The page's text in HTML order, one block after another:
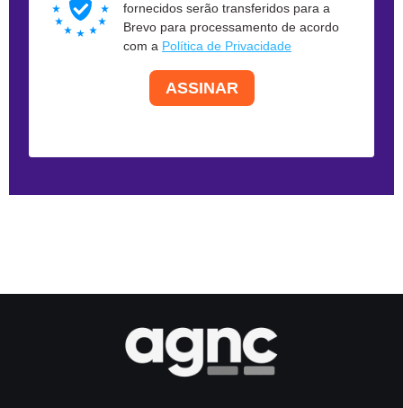
fornecidos serão transferidos para a
Brevo para processamento de acordo
com a Política de Privacidade
ASSINAR